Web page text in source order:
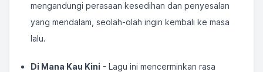
mengandungi perasaan kesedihan dan penyesalan
yang mendalam, seolah-olah ingin kembali ke masa
lalu.
Di Mana Kau Kini - Lagu ini mencerminkan rasa